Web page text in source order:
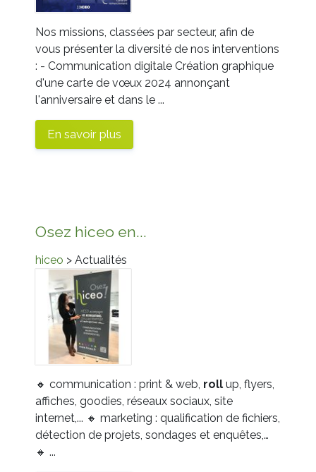
Nos missions, classées par secteur, afin de
vous présenter la diversité de nos interventions
: - Communication digitale Création graphique
d'une carte de vœux 2024 annonçant
l'anniversaire et dans le ...
En savoir plus
Osez hiceo en...
hiceo > Actualités
🔸 communication : print & web, roll up, flyers,
affiches, goodies, réseaux sociaux, site
internet,... 🔸 marketing : qualification de fichiers,
détection de projets, sondages et enquêtes,…
🔸 ...